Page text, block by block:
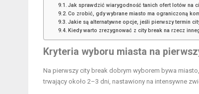
Jak sprawdzić wiarygodność tanich ofert lotów na
Co zrobić, gdy wybrane miasto ma ograniczoną
Jakie są alternatywne opcje, jeśli pierwszy termin
Kiedy warto zrezygnować z city break na rzecz
Kryteria wyboru miasta na
Na pierwszy city break dobrym wyborem bywa
trwający około 2–3 dni, nastawiony na intensywne